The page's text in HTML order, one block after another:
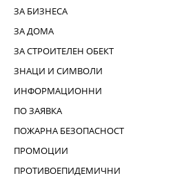
ЗА БИЗНЕСА
ЗА ДОМА
ЗА СТРОИТЕЛЕН ОБЕКТ
ЗНАЦИ И СИМВОЛИ
ИНФОРМАЦИОННИ
ПО ЗАЯВКА
ПОЖАРНА БЕЗОПАСНОСТ
ПРОМОЦИИ
ПРОТИВОЕПИДЕМИЧНИ